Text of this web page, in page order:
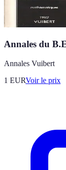
Annales du
Annales Vuibert
1 EURVoir le prix